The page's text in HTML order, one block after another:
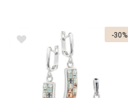
-30%